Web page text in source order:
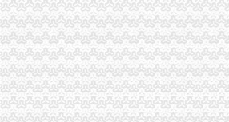
创业扫盲,手把手教你如何注册公司_近比较肥_新
上海黄浦区公司注册流程_上海崇明自贸区注册代
failed：万事通_资讯频道_凤凰网
沙坪坝正规个人人借款】代理要欠款
万达时时软件下载_万达时时平台【官网注册,登
天津办理营业执照要多少钱及流程分析-机构与组
创业者关心的重庆九龙坡注册公司流程,这一篇就